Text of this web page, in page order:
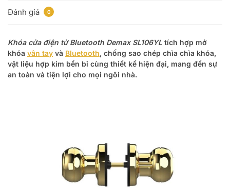
Đánh giá 0
Khóa cửa điện tử Bluetooth Demax SL106YL tích hợp mở
khóa vân tay và Bluetooth, chống sao chép chìa chìa khóa,
vật liệu hợp kim bền bỉ cùng thiết kế hiện đại, mang đến sự
an toàn và tiện lợi cho mọi ngôi nhà.